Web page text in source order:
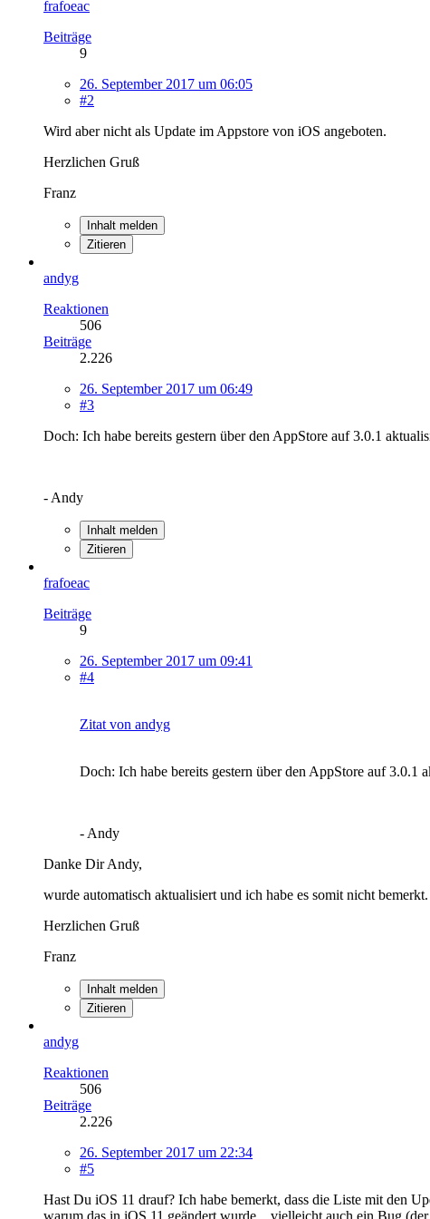
frafoeac
Beiträge
9
26. September 2017 um 06:05
#2
Wird aber nicht als Update im Appstore von iOS angeboten.
Herzlichen Gruß
Franz
Inhalt melden
Zitieren
andyg
Reaktionen
506
Beiträge
2.226
26. September 2017 um 06:49
#3
Doch: Ich habe bereits gestern über den AppStore auf 3.0.1
- Andy
Inhalt melden
Zitieren
frafoeac
Beiträge
9
26. September 2017 um 09:41
#4
Zitat von andyg
Doch: Ich habe bereits gestern über den AppStore auf 3.0.1
- Andy
Danke Dir Andy,
wurde automatisch aktualisiert und ich habe es somit nicht bemerkt.
Herzlichen Gruß
Franz
Inhalt melden
Zitieren
andyg
Reaktionen
506
Beiträge
2.226
26. September 2017 um 22:34
#5
Hast Du iOS 11 drauf? Ich habe bemerkt, dass die Liste mit den
warum das in iOS 11 geändert wurde... vielleicht auch ein Bug